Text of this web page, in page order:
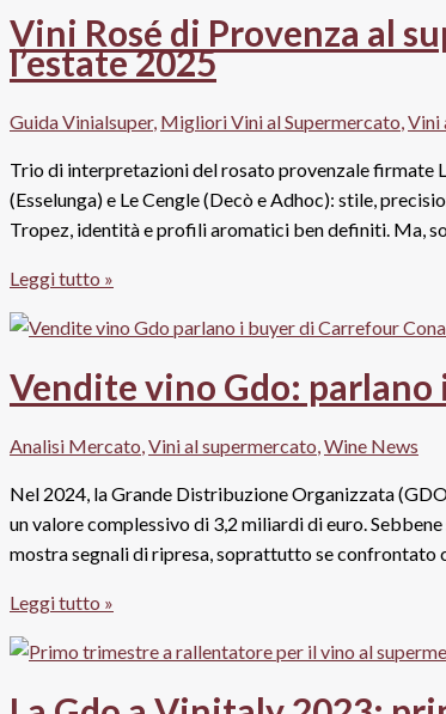
all’Italia
per
2025?
Vini Rosé di Provenza al
l’estate 2025
Guida Vinialsuper, Migliori Vini al Supermercato,Vini
Trio di interpretazioni del rosato provenzale firmate
(Esselunga) e Le Cengle (Decò e Adhoc): stile,
Tropez, identità e profili aromatici ben definiti. Ma,
Vini
Rosé
di
al
tre
proposte
“pop”
per
2025
Leggi tutto »
Vendite vino Gdo: parlano
Analisi Mercato Vini al supermercato Wine News
Nel 2024, la Grande Distribuzione Organizzata
un valore complessivo di 3,2 miliardi di euro.
mostra segnali di ripresa, soprattutto se confrontato
Vendite
Gdo:
Leggi tutto »